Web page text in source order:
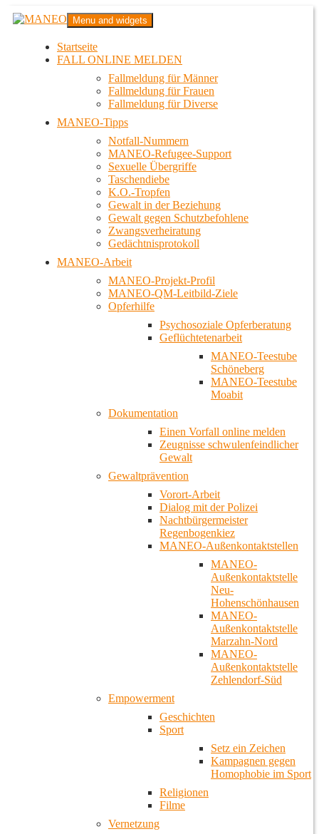
Zum
InhaltMANEO
Das schwule Anti-Gewalt-Projekt in Berlin
Menu and widgets
Startseite
FALL ONLINE MELDEN
Fallmeldung für Männer
Fallmeldung für Frauen
Fallmeldung für Diverse
MANEO-Tipps
Notfall-Nummern
MANEO-Refugee-Support
Sexuelle Übergriffe
Taschendiebe
K.O.-Tropfen
Gewalt in der Beziehung
Gewalt gegen Schutzbefohlene
Zwangsverheiratung
Gedächtnisprotokoll
MANEO-Arbeit
MANEO-Projekt-Profil
MANEO-QM-Leitbild-Ziele
Opferhilfe
Psychosoziale Opferberatung
Geflüchtetenarbeit
MANEO-Teestube
Schöneberg
MANEO-Teestube
Moabit
Dokumentation
Einen Vorfall online melden
Zeugnisse schwulenfeindlicher
Gewalt
Gewaltprävention
Vorort-Arbeit
Dialog mit der Polizei
Nachtbürgermeister
Regenbogenkiez
MANEO-Außenkontaktstellen
MANEO-
Außenkontaktstelle
Neu-
Hohenschönhausen
MANEO-
Außenkontaktstelle
Marzahn-Nord
MANEO-
Außenkontaktstelle
Zehlendorf-Süd
Empowerment
Geschichten
Sport
Setz ein Zeichen
Kampagnen gegen
Homophobie im Sport
Religionen
Filme
Vernetzung